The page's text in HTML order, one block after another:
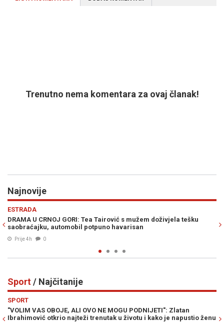
Trenutno nema komentara za ovaj članak!
Najnovije
tešku
BAKIR IZETBEGOVIĆ SIGURAN U POBJEDU SDA:
prekrižena, napravili su samo belaj"
Sport/ Najčitanije
Zlatan
je napustio ženu
LIVNJAK PRELOMIO: Otkriveno gdje Zlato Dalić
trenersku karijeru...